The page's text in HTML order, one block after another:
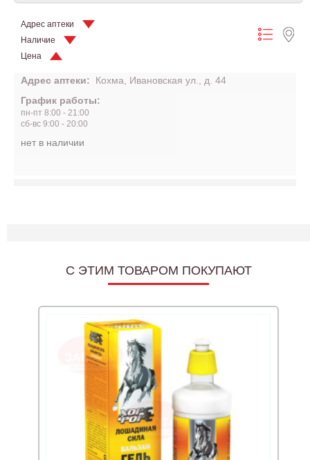
Адрес аптеки
Наличие
Цена
Адрес аптеки:
Кохма, Ивановская ул., д. 44
График работы:
пн-пт 8:00 - 21:00
сб-вс 9:00 - 20:00
нет в наличии
C ЭТИМ ТОВАРОМ ПОКУПАЮТ